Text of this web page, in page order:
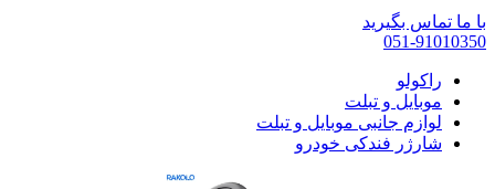
با ما تماس بگیرید
051-91010350
راکولو
موبایل و تبلت
لوازم جانبی موبایل و تبلت
شارژر فندکی خودرو